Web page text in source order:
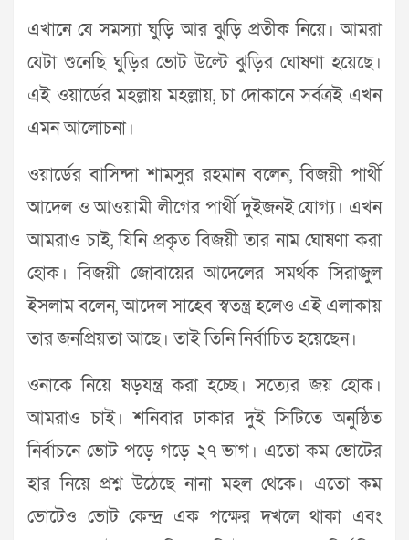
এখানে যে সমস্যা ঘুড়ি আর ঝুড়ি প্রতীক নিয়ে। আমরা
যেটা শুনেছি ঘুড়ির ভোট উল্টে ঝুড়ির ঘোষণা হয়েছে।
এই ওয়ার্ডের মহল্লায় মহল্লায়, চা দোকানে সর্বত্রই এখন
এমন আলোচনা।
ওয়ার্ডের বাসিন্দা শামসুর রহমান বলেন, বিজয়ী পার্থী
আদেল ও আওয়ামী লীগের পার্থী দুইজনই যোগ্য। এখন
আমরাও চাই, যিনি প্রকৃত বিজয়ী তার নাম ঘোষণা করা
হোক। বিজয়ী জোবায়ের আদেলের সমর্থক সিরাজুল
ইসলাম বলেন, আদেল সাহেব স্বতন্ত্র হলেও এই এলাকায়
তার জনপ্রিয়তা আছে। তাই তিনি নির্বাচিত হয়েছেন।
ওনাকে নিয়ে ষড়যন্ত্র করা হচ্ছে। সত্যের জয় হোক।
আমরাও চাই। শনিবার ঢাকার দুই সিটিতে অনুষ্ঠিত
নির্বাচনে ভোট পড়ে গড়ে ২৭ ভাগ। এতো কম ভোটের
হার নিয়ে প্রশ্ন উঠেছে নানা মহল থেকে। এতো কম
ভোটেও ভোট কেন্দ্র এক পক্ষের দখলে থাকা এবং